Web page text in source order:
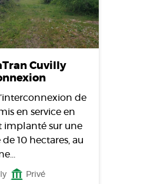
Cuvilly
de
en service en
implanté sur une
10 hectares, au
Privé